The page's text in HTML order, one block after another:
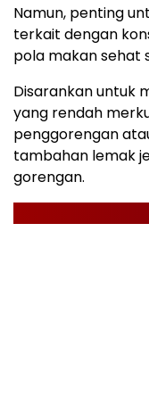
Namun, penting
terkait dengan
pola makan sehat
Disarankan untuk
yang rendah
penggorengan
tambahan lemak
gorengan.